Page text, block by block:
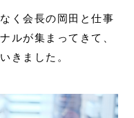
く会長の岡田と仕事
ルが集まってきて、
きました。